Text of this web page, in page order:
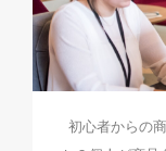
初心者からの